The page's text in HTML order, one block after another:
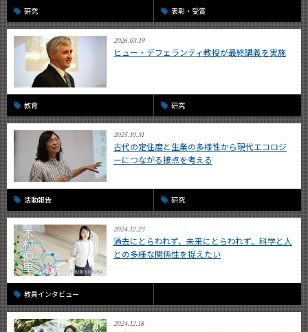
研究 表彰・受賞
2026.03.19
ヒュー・デフェランティ教授が最終講義を実施
教育 研究
2025.10.31
古代の定住度と生業の多様性から現代エコロジ
ーにつながる接点を考える
活動報告 研究
2024.12.23
過去にとらわれず、未来にとらわれず、科学と人
との多様な関係性を捉えたい
教員インタビュー
2024.12.18